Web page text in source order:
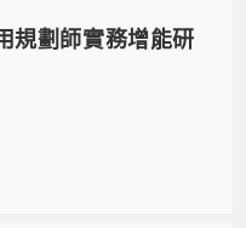
規劃師實務增能研